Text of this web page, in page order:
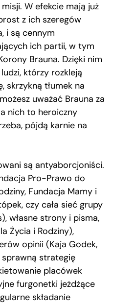
W efekcie mają już
z ich szeregów
i są cennym
ich partii, w tym
Brauna. Dzięki nim
którzy rozkleją
skrzykną tłumek na
uważać Brauna za
nich to heroiczny
pójdą karnie na
są antyaborcjoniści.
Pro-Prawo do
Fundacja Mamy i
czy cała sieć grupy
własne strony i pisma,
Życia i Rodziny),
opinii (Kaja Godek,
sprawną strategię
placówek
furgonetki jeżdżące
składanie